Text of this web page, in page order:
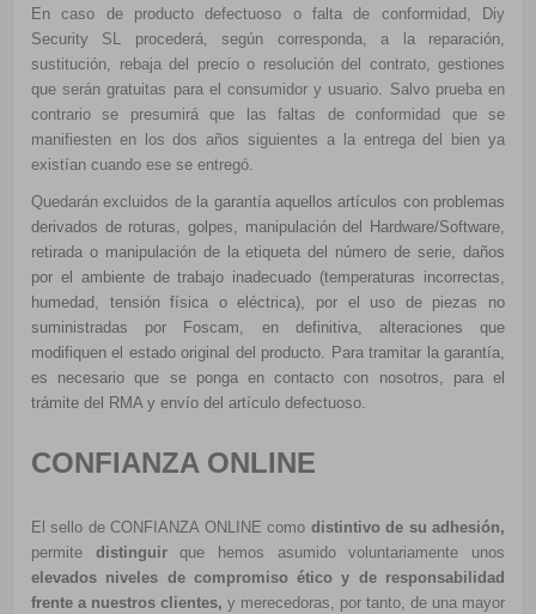
En caso de producto defectuoso o falta de conformidad, Diy
Security SL procederá, según corresponda, a la reparación,
sustitución, rebaja del precio o resolución del contrato, gestiones
que serán gratuitas para el consumidor y usuario. Salvo prueba en
contrario se presumirá que
las faltas de conformidad que se
manifiesten en los dos años siguientes a la entrega del bien ya
existían cuando ese se entregó.
Quedarán excluidos dela garantía aquellos artículos con problemas
derivados de roturas, golpes, manipulación del Hardware/Software,
retirada o manipulación de la etiqueta del número de serie, daños
por el ambiente de trabajo inadecuado (temperaturas incorrectas,
humedad, tensión física o eléctrica), por el uso de piezas no
suministradas por Foscam, en definitiva, alteraciones que
modifiquen el estado original del producto. Para tramitar la garantía,
es necesario que se ponga en contacto con nosotros, para el
trámite del RMA y envío del artículo defectuoso.
CONFIANZA ONLINE
El sello de CONFIANZA ONLINE como distintivo de su adhesión,
permite distinguirque hemos asumido voluntariamente unos
elevados niveles de compromiso ético y de responsabilidad
frente a nuestros clientes, y merecedoras, por tanto, de una mayor